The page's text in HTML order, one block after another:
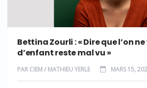
Bettina Zourli : « Dire que l’on
d’enfant reste mal vu »
PAR CIEM / MATHIEU YERLE MARS 15,